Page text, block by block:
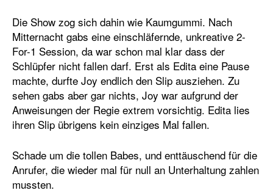
Die Show zog sich dahin wie Kaumgummi. Nach
Mitternacht gabs eine einschläfernde, unkreative 2-
For-1 Session, da war schon mal klar dass der
Schlüpfer nicht fallen darf. Erst als Edita eine Pause
machte, durfte Joy endlich den Slip ausziehen. Zu
sehen gabs aber gar nichts, Joy war aufgrund der
Anweisungen der Regie extrem vorsichtig. Edita lies
ihren Slip übrigens kein einziges Mal fallen.
Schade um die tollen Babes, und enttäuschend für die
Anrufer, die wieder mal für null an Unterhaltung zahlen
mussten.